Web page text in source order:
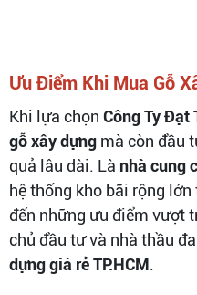
Ưu Điểm Khi Mua Gỗ
Khi lựa chọn Công Ty Đạt
gỗ xây dựng mà còn đầu
quả lâu dài. Là nhà cung
hệ thống kho bãi rộng
đến những ưu điểm vượt
chủ đầu tư và nhà thầu
dựng giá rẻ TP.HCM.